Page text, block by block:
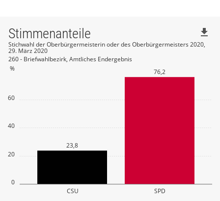
0
20
40
60
%
CSU SPD
23,8
76,2
Stimmenanteile
Stichwahl der Oberbürgermeisterin oder des Oberbürgermeisters 2020,
29. März 2020
260 - Briefwahlbezirk, Amtliches Endergebnis
file_download